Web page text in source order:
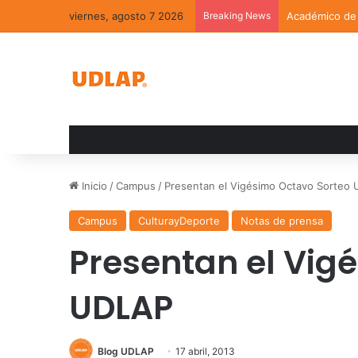
viernes, agosto 7 2026 Breaking News Académico
Inicio /Campus / Presentan el Vigésimo Octavo Sorteo
Campus CulturayDeporte Notas de prensa
Presentan el
UDLAP
Blog UDLAP 17 abril, 2013